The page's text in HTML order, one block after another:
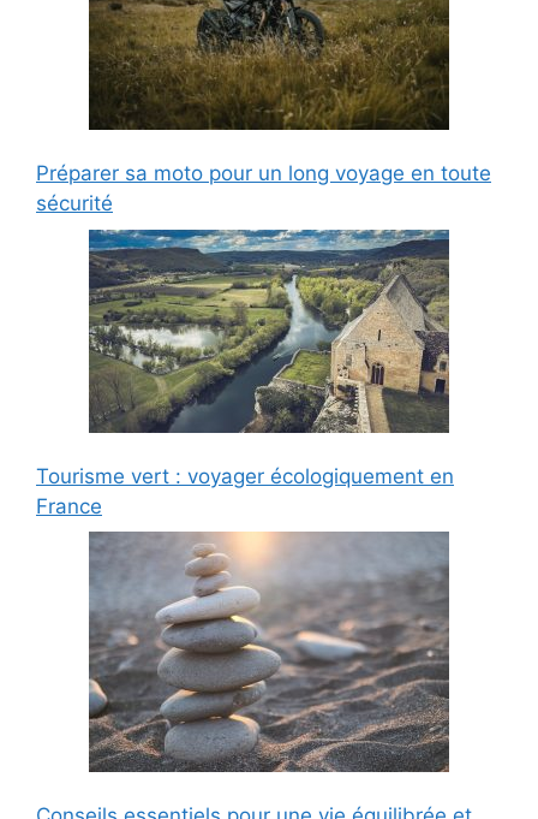
Préparer sa moto pour un long voyage en toute
sécurité
Tourisme vert : voyager écologiquement en
France